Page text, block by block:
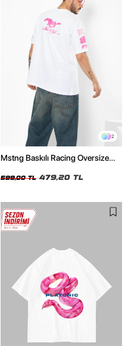
2
Mstng Baskılı Racing Oversize
599,00 TL 479,20 TL